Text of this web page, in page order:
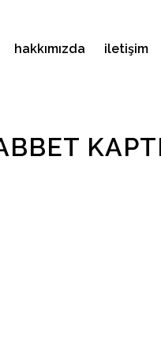
hakkımızda i̇letişim